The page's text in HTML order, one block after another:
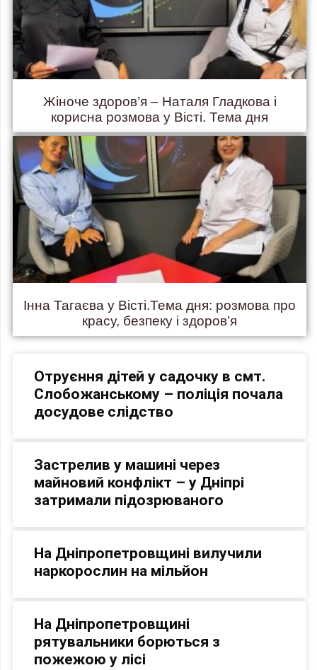
Жіноче здоров’я – Наталя Гладкова і
корисна розмова у Вісті. Тема дня
Інна Тагаєва у Вісті.Тема дня: розмова про
красу, безпеку і здоров’я
Отруєння дітей у садочку в смт.
Слобожанському – поліція почала
досудове слідство
Застрелив у машині через
майновий конфлікт – у Дніпрі
затримали підозрюваного
На Дніпропетровщині вилучили
наркорослин на мільйон
На Дніпропетровщині
рятувальники борються з
пожежою у лісі